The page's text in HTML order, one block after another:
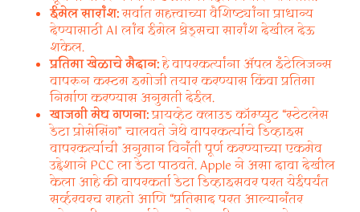
ईमेल सारांश:सर्वात महत्त्वाच्या वैशिष्ट्यांना प्राधान्य
देण्यासाठी AI लांब ईमेल थ्रेड्सचा सारांश देखील देऊ
शकेल.
प्रतिमा खेळाचे मैदान:हे वापरकर्त्यांना ॲपल इंटेलिजन्स
वापरून कस्टम इमोजी तयार करण्यास किंवा प्रतिमा
निर्माण करण्यास अनुमती देईल.
खाजगी मेघ गणना:प्रायव्हेट क्लाउड कॉम्प्युट “स्टेटलेस
डेटा प्रोसेसिंग” चालवते जेथे वापरकर्त्याचे डिव्हाइस
वापरकर्त्याची अनुमान विनंती पूर्ण करण्याच्या एकमेव
उद्देशाने PCC ला डेटा पाठवते. Apple ने असा दावा देखील
केला आहे की वापरकर्ता डेटा डिव्हाइसवर परत येईपर्यंत
सर्व्हरवरच राहतो आणि “प्रतिसाद परत आल्यानंतर